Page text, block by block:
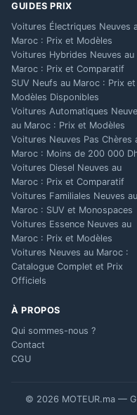
GUIDES PRIX
Voitures Électriques Neuves
Maroc : Prix et Modèles
Voitures Hybrides Neuves au
Maroc : Prix et Comparatif
SUV Neufs au Maroc : Prix et
Modèles Disponibles
Voitures Automatiques
au Maroc : Prix et Modèles
Voitures Neuves Pas Chères
Maroc : Moins de 200 000
Voitures Diesel Neuves au
Maroc : Prix et Comparatif
Voitures Familiales Neuves au
Maroc : SUV et Monospaces
Voitures Essence Neuves au
Maroc : Prix et Modèles
Voitures Neuves au Maroc :
Catalogue Complet et Prix
Officiels
À PROPOS
Qui sommes-nous ?
Contact
CGU
© 2026 MOTEUR.ma —